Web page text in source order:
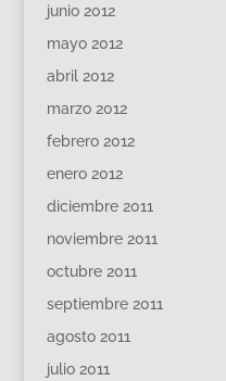
junio 2012
mayo 2012
abril 2012
marzo 2012
febrero 2012
enero 2012
diciembre 2011
noviembre 2011
octubre 2011
septiembre 2011
agosto 2011
julio 2011